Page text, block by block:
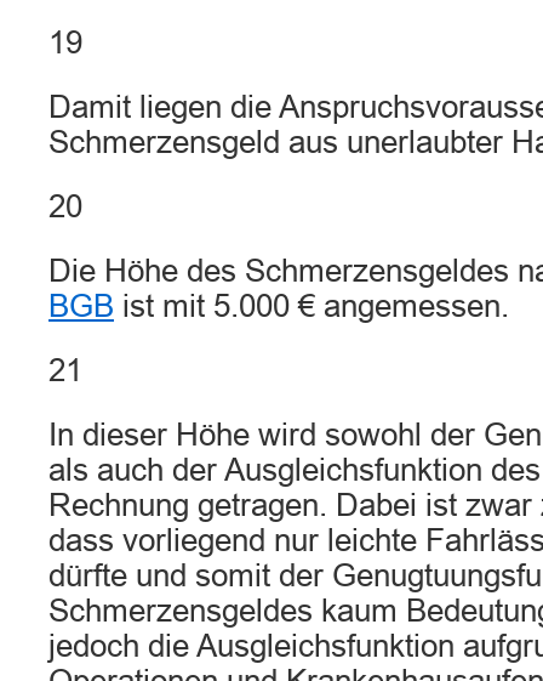
19
Damit liegen die
Schmerzensgeld aus unerlaubter
20
Die Höhe des Schmerzensgeldes
BGB ist mit 5.000 € angemessen.
21
In dieser Höhe wird sowohl der
als auch der Ausgleichsfunktion
Rechnung getragen. Dabei ist
dass vorliegend nur leichte
dürfte und somit der
Schmerzensgeldes kaum
jedoch die Ausgleichsfunktion